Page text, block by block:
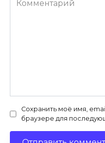
Сохранить моё имя,
браузере для